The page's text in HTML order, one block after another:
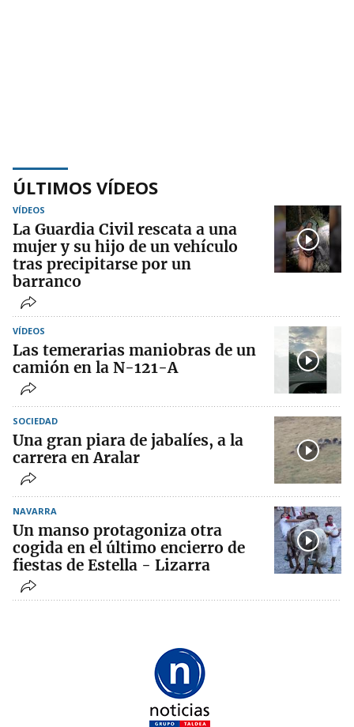
ÚLTIMOS VÍDEOS
VÍDEOS
La Guardia Civil rescata a una
mujer y su hijo de un vehículo
tras precipitarse por un
barranco
VÍDEOS
Las temerarias maniobras de un
camión en la N-121-A
SOCIEDAD
Una gran piara de jabalíes, a la
carrera en Aralar
NAVARRA
Un manso protagoniza otra
cogida en el último encierro de
fiestas de Estella - Lizarra